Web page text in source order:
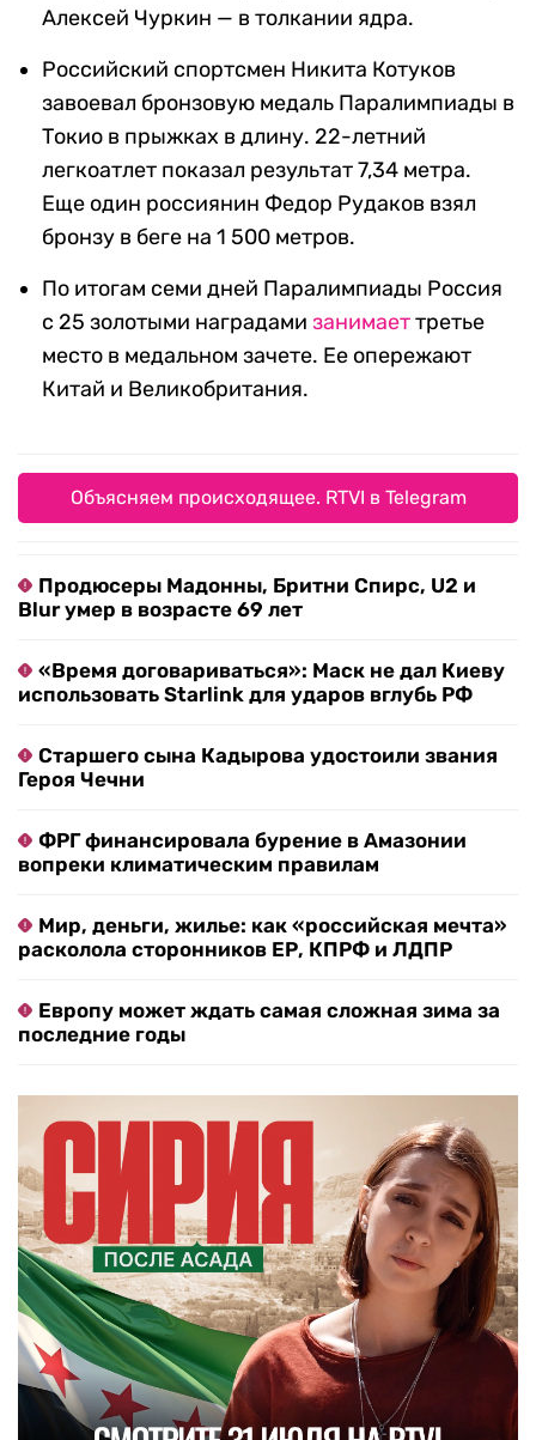
Алексей Чуркин — в толкании ядра.
Российский спортсмен Никита Котуков
завоевал бронзовую медаль Паралимпиады в
Токио в прыжках в длину. 22-летний
легкоатлет показал результат 7,34 метра.
Еще один россиянин Федор Рудаков взял
бронзу в беге на 1 500 метров.
По итогам семи дней Паралимпиады Россия
с 25 золотыми наградами занимаеттретье
место в медальном зачете. Ее опережают
Китай и Великобритания.
Объясняем происходящее. RTVI в Telegram
Продюсеры Мадонны, Бритни Спирс, U2 и
Blur умер в возрасте 69 лет
«Время договариваться»: Маск не дал Киеву
использовать Starlink для ударов вглубь РФ
Старшего сына Кадырова удостоили звания
Героя Чечни
ФРГ финансировала бурение в Амазонии
вопреки климатическим правилам
Мир, деньги, жилье: как «российская мечта»
расколола сторонников ЕР, КПРФ и ЛДПР
Европу может ждать самая сложная зима за
последние годы